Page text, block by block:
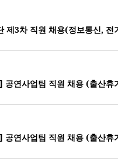
제3차 직원 채용(정보통신,
공연사업팀 직원 채용 (출산휴
공연사업팀 직원 채용 (출산휴